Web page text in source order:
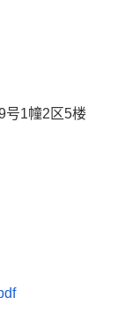
号1幢2区5楼